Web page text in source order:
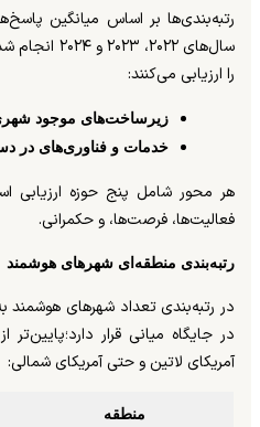
سال‌های
را ارزیابی می‌کنند:
زیرساخت‌های موجود
خدمات و فناوری‌های در
هر محور شامل پنج حوزه ارزیابی
فعالیت‌ها، فرصت‌ها، و حکمرانی.
رتبه‌بندی منطقه‌ای شهرهای هوشمند
در رتبه‌بندی تعداد شهرهای هوشمند
در جایگاه میانی قرار دارد؛پایین‌تر از
آمریکای لاتین و حتی آمریکای شمالی:
منطقه